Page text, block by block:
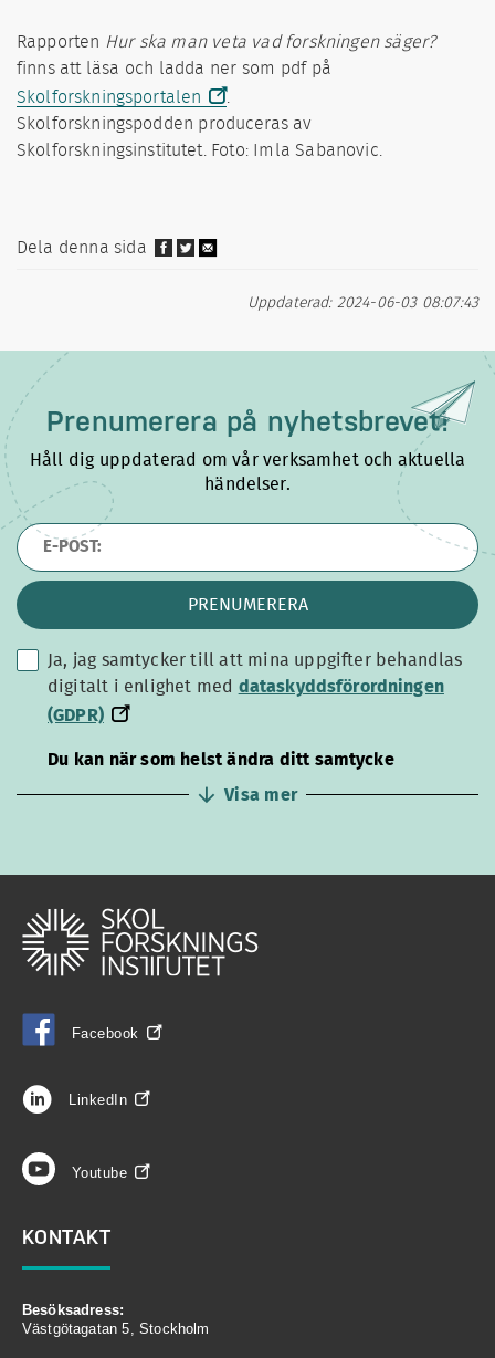
Rapporten Hur ska man veta vad forskningen säger?
finns att läsa och ladda ner som pdf på
Skolforskningsportalen
.
Skolforskningspodden produceras av
Skolforskningsinstitutet. Foto: Imla Sabanovic.
Dela denna sida
Uppdaterad: 2024-06-03 08:07:43
Prenumerera på nyhetsbrevet!
Håll dig uppdaterad om vår verksamhet och aktuella
händelser.
PRENUMERERA
Ja, jag samtycker till att mina uppgifter behandlas
digitalt i enlighet med dataskyddsförordningen
dataskyddsförordningen
(GDPR)
Du kan när som helst ändra ditt samtycke
Visa mer
Facebook
LinkedIn
Youtube
KONTAKT
Besöksadress:
Västgötagatan 5, Stockholm